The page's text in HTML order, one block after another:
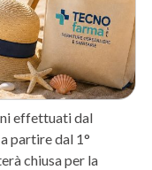
pazienti in terapia
effettuati dal
partire dal 1°
chiusa per la